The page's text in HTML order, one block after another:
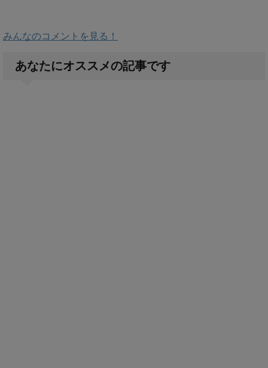
みんなのコメントを見る！
あなたにオススメの記事です